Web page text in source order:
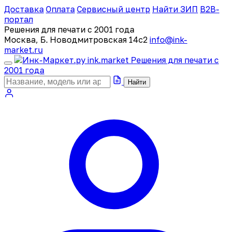
Доставка Оплата Сервисный центр Найти ЗИП B2B-
портал
Решения для печати с 2001 года
Москва, Б. Новодмитровская 14с2 info@ink-
market.ru
ink.market Решения для печати с
2001 года
Найти